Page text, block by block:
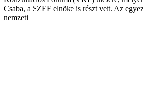
Csaba, a SZEF elnöke is részt vett. Az
nemzeti